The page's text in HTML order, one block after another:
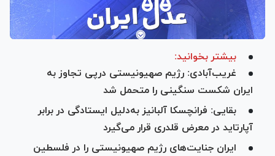
بیشتر بخوانید:
غریب‌آبادی: رژیم صهیونیستی درپی تجاوز به
ایران شکست سنگینی را متحمل شد
بقایی: فرانچسکا آلبانیز به‌دلیل ایستادگی در برابر
آپارتاید در معرض قلدری قرار می‌گیرد
ایران جنایت‌های رژیم صهیونیستی را در فلسطین